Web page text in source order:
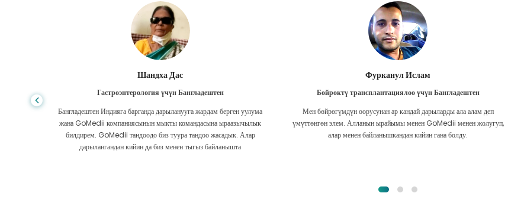
Шандха Дас
Гастроэнтерология үчүн Бангладештен
Бангладештен Индияга барганда дарыланууга жардам берген уулума
жана GoMedii компаниясынын мыкты командасына ыраазычылык
билдирем. GoMedii тандоодо биз туура тандоо жасадык. Алар
дарылангандан кийин да биз менен тыгыз байланышта
Фурканул Ислам
Бөйрөктү трансплантациялоо үчүн Бангладештен
Мен бөйрөгүмдүн оорусунан ар кандай дарыларды ала алам деп
үмүттөнгөн элем. Алланын ырайымы менен GoMedii менен жолугуп,
алар менен байланышкандан кийин гана болду.